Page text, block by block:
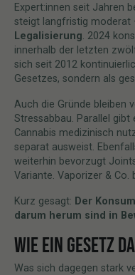
Expert:innen seit Jahren
steigt langfristig moderat
Legalisierung. 2024
innerhalb der letzten
sich seit 2012
Gesetzes, sondern als
Auch die Gründe bleiben
Stressabbau. Parallel gibt
Cannabis medizinisch
separat ausweist.
weiterhin bevorzugt
Variante. Vaporizer & Co.
Kurz gesagt: Der
darum herum sind in
WIE EIN GESETZ
Was sich dagegen stark